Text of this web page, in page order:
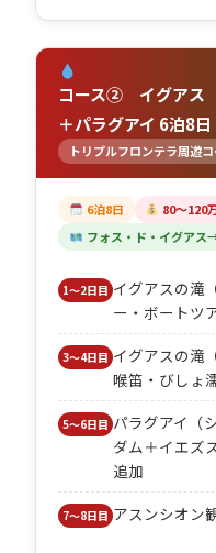
コース② イグアス（
＋パラグアイ 6泊8日
トリプルフロンテラ周遊コ
6泊8日
80〜120
フォス・ド・イグア
1〜2日目 イグアスの滝
ー・ボートツ
3〜4日目 イグアスの滝
喉笛・びしょ
5〜6日目 パラグアイ（
ダム＋イエズ
追加
7〜8日目 アスンシオン